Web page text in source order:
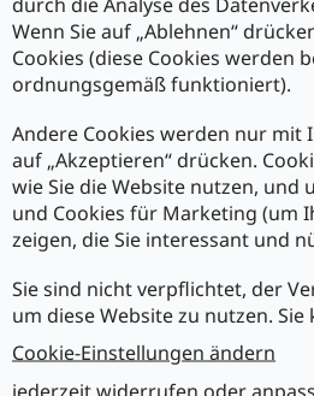
Wenn Sie auf „Ablehnen“
Cookies (diese Cookies werden
ordnungsgemäß funktioniert).
Andere Cookies werden nur mit
auf „Akzeptieren“ drücken.
wie Sie die Website nutzen, und
und Cookies für Marketing (um
zeigen, die Sie interessant und
Sie sind nicht verpflichtet, der
um diese Website zu nutzen.
Cookie-Einstellungen ändern
jederzeit widerrufen oder
So erreichst du uns
ADRESSE
mükra electronic Vertriebs
GmbH
Geislinger Str. 2, D-73033
BERATUNG UND
BESTELLUNG
info@muekra.de